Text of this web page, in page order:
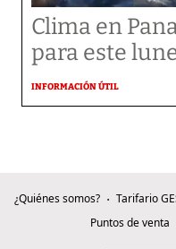
Clima en
para este
INFORMACIÓN ÚTIL
¿Quiénes somos? Tarifario
Puntos de venta